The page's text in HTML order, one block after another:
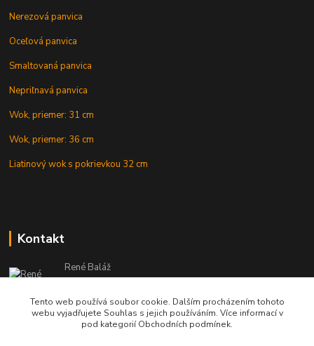
Nerezová panvica
Oceľová panvica
Smaltovaná panvica
Nepriľnavá panvica
Wok, priemer: 31 cm
Wok, priemer: 36 cm
Liatinový wok s pokrievkou 32 cm
Kontakt
René Baláž
Eshop: +421 902 212 007
od 8:00 - do 16:00 hod
info@kotlikyshop.sk
Tento web používá soubor cookie. Dalším procházením tohoto
webu vyjadřujete Souhlas s jejich používáním. Více informací v
pod kategorií Obchodních podmínek.